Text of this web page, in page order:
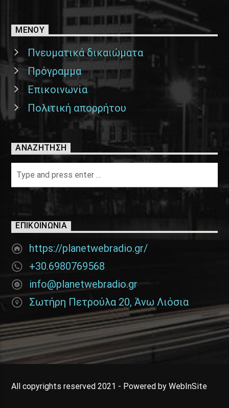
ΜΕΝΟΥ
Πνευματικά δικαιώματα
Πρόγραμμα
Επικοινωνία
Πολιτική απορρήτου
ΑΝΑΖΉΤΗΣΗ
ΕΠΙΚΟΙΝΩΝΊΑ
https://planetwebradio.gr/
+30.6980769568
info@planetwebradio.gr
Σωτήρη Πετρούλα 20, Άνω Λιόσια
All copyrights reserved 2021 - Powered by WebInSite